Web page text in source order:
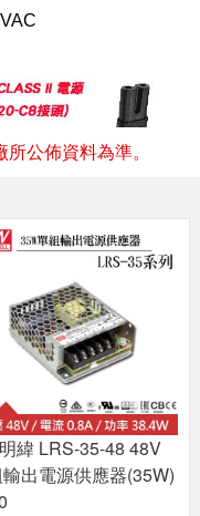
公佈資料為準。
緯 LRS-35-48 48V
出電源供應器(35W)